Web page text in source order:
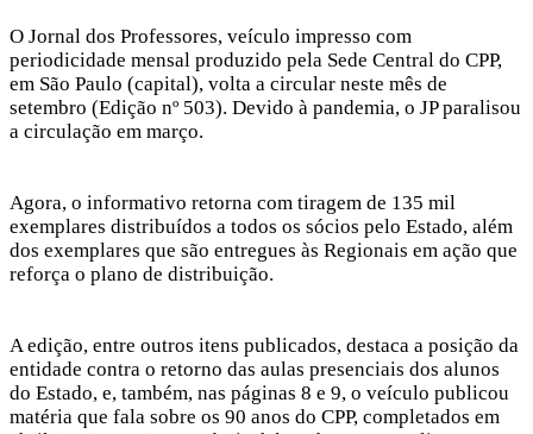
O Jornal dos Professores, veículo impresso com
periodicidade mensal produzido pela Sede Central do CPP,
em São Paulo (capital), volta a circular neste mês de
setembro (Edição nº 503). Devido à pandemia, o JP paralisou
a circulação em março.
Agora, o informativo retorna com tiragem de 135 mil
exemplares distribuídos a todos os sócios pelo Estado, além
dos exemplares que são entregues às Regionais em ação que
reforça o plano de distribuição.
A edição, entre outros itens publicados, destaca a posição da
entidade contra o retorno das aulas presenciais dos alunos
do Estado, e, também, nas páginas 8 e 9, o veículo publicou
matéria que fala sobre os 90 anos do CPP, completados em